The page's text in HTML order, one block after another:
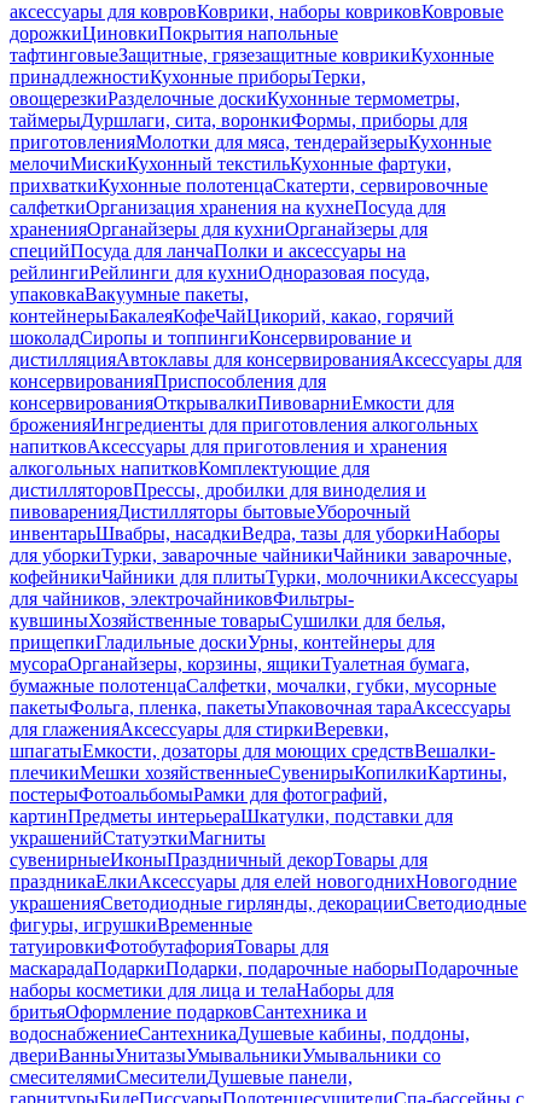
аксессуары для ковровКоврики, наборы ковриковКовровые
дорожкиЦиновкиПокрытия напольные
тафтинговыеЗащитные, грязезащитные коврикиКухонные
принадлежностиКухонные приборыТерки,
овощерезкиРазделочные доскиКухонные термометры,
таймерыДуршлаги, сита, воронкиФормы, приборы для
приготовленияМолотки для мяса, тендерайзерыКухонные
мелочиМискиКухонный текстильКухонные фартуки,
прихваткиКухонные полотенцаСкатерти, сервировочные
салфеткиОрганизация хранения на кухнеПосуда для
храненияОрганайзеры для кухниОрганайзеры для
специйПосуда для ланчаПолки и аксессуары на
рейлингиРейлинги для кухниОдноразовая посуда,
упаковкаВакуумные пакеты,
контейнерыБакалеяКофеЧайЦикорий, какао, горячий
шоколадСиропы и топпингиКонсервирование и
дистилляцияАвтоклавы для консервированияАксессуары для
консервированияПриспособления для
консервированияОткрывалкиПивоварниЕмкости для
броженияИнгредиенты для приготовления алкогольных
напитковАксессуары для приготовления и хранения
алкогольных напитковКомплектующие для
дистилляторовПрессы, дробилки для виноделия и
пивоваренияДистилляторы бытовыеУборочный
инвентарьШвабры, насадкиВедра, тазы для уборкиНаборы
для уборкиТурки, заварочные чайникиЧайники заварочные,
кофейникиЧайники для плитыТурки, молочникиАксессуары
для чайников, электрочайниковФильтры-
кувшиныХозяйственные товарыСушилки для белья,
прищепкиГладильные доскиУрны, контейнеры для
мусораОрганайзеры, корзины, ящикиТуалетная бумага,
бумажные полотенцаСалфетки, мочалки, губки, мусорные
пакетыФольга, пленка, пакетыУпаковочная тараАксессуары
для глаженияАксессуары для стиркиВеревки,
шпагатыЕмкости, дозаторы для моющих средствВешалки-
плечикиМешки хозяйственныеСувенирыКопилкиКартины,
постерыФотоальбомыРамки для фотографий,
картинПредметы интерьераШкатулки, подставки для
украшенийСтатуэткиМагниты
сувенирныеИконыПраздничный декорТовары для
праздникаЕлкиАксессуары для елей новогоднихНовогодние
украшенияСветодиодные гирлянды, декорацииСветодиодные
фигуры, игрушкиВременные
татуировкиФотобутафорияТовары для
маскарадаПодаркиПодарки, подарочные наборыПодарочные
наборы косметики для лица и телаНаборы для
бритьяОформление подарковСантехника и
водоснабжениеСантехникаДушевые кабины, поддоны,
двериВанныУнитазыУмывальникиУмывальники со
смесителямиСмесителиДушевые панели,
гарнитурыБидеПиссуарыПолотенцесушителиСпа-бассейны с